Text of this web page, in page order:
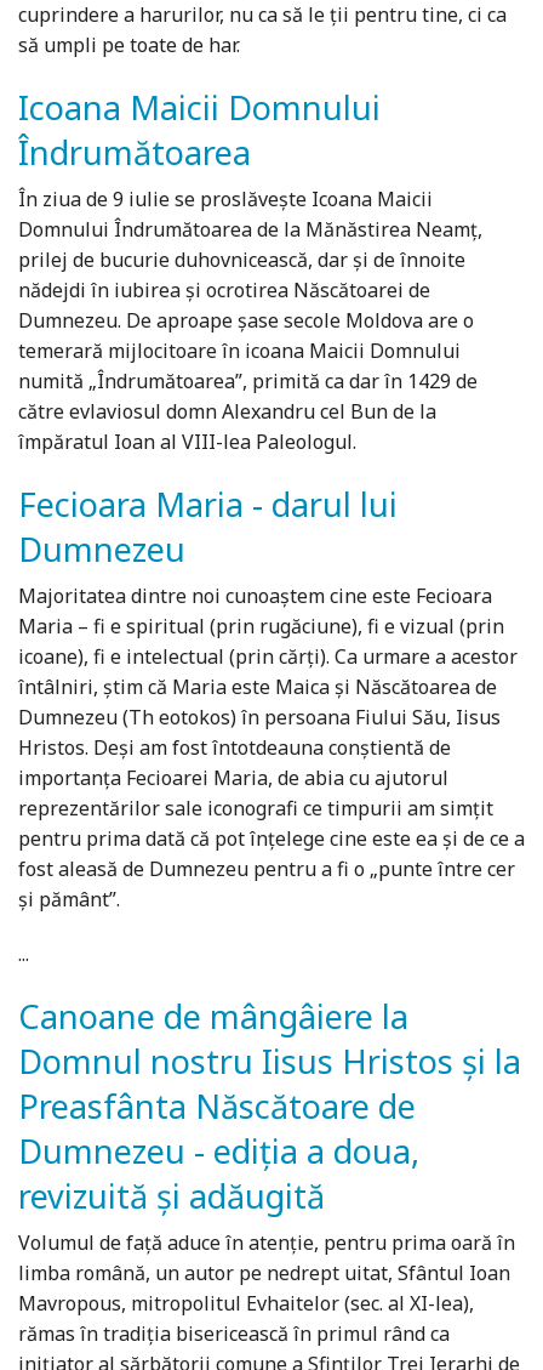
cuprindere a harurilor, nu ca să le ţii pentru tine, ci ca
să umpli pe toate de har.
Icoana Maicii Domnului
Îndrumătoarea
În ziua de 9 iulie se proslăvește Icoana Maicii
Domnului Îndrumătoarea de la Mănăstirea Neamț,
prilej de bucurie duhovnicească, dar și de înnoite
nădejdi în iubirea și ocrotirea Născătoarei de
Dumnezeu. De aproape șase secole Moldova are o
temerară mijlocitoare în icoana Maicii Domnului
numită „Îndrumătoarea”, primită ca dar în 1429 de
către evlaviosul domn Alexandru cel Bun de la
împăratul Ioan al VIII-lea Paleologul.
Fecioara Maria - darul lui
Dumnezeu
Majoritatea dintre noi cunoaștem cine este Fecioara
Maria – fi e spiritual (prin rugăciune), fi e vizual (prin
icoane), fi e intelectual (prin cărţi). Ca urmare a acestor
întâlniri, ştim că Maria este Maica și Născătoarea de
Dumnezeu (Th eotokos) în persoana Fiului Său, Iisus
Hristos. Deși am fost întotdeauna conștientă de
importanța Fecioarei Maria, de abia cu ajutorul
reprezentărilor sale iconografi ce timpurii am simțit
pentru prima dată că pot înțelege cine este ea și de ce a
fost aleasă de Dumnezeu pentru a fi o „punte între cer
și pământ”.
...
Canoane de mângâiere la
Domnul nostru Iisus Hristos și la
Preasfânta Născătoare de
Dumnezeu - ediția a doua,
revizuită și adăugită
Volumul de față aduce în atenție, pentru prima oară în
limba română, un autor pe nedrept uitat, Sfântul Ioan
Mavropous, mitropolitul Evhaitelor (sec. al XI-lea),
rămas în tradiția bisericească în primul rând ca
inițiator al sărbătorii comune a Sfinților Trei Ierarhi de